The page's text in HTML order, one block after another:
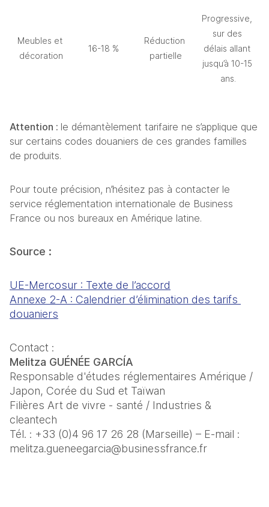
Meubles et
décoration
16-18 %
Réduction
partielle
Progressive,
sur des
délais allant
jusqu’à 10-15
ans.
Attention : le démantèlement tarifaire ne s’applique que
sur certains codes douaniers de ces grandes familles
de produits.
Pour toute précision, n’hésitez pas à contacter le
service réglementation internationale de Business
France ou nos bureaux en Amérique latine.
Source :
UE-Mercosur : Texte de l’accord
Annexe 2-A : Calendrier d’élimination des tarifs
douaniers
Contact :
Melitza GUÉNÉE GARCÍA
Responsable d'études réglementaires Amérique /
Japon, Corée du Sud et Taïwan
Filières Art de vivre - santé / Industries &
cleantech
Tél. : +33 (0)4 96 17 26 28 (Marseille) – E-mail :
melitza.gueneegarcia@businessfrance.fr